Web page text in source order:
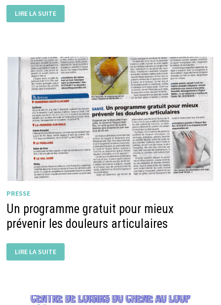
VIVEMENT
LES
VACANCES
LIRE LA SUITE
PRESSE
Un programme gratuit pour mieux
prévenir les douleurs articulaires
PROGRAMME
GRATUIT
DOULEURS
ARTICULAIRES
LIRE LA SUITE